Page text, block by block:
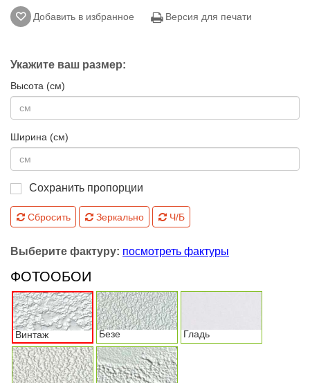
Добавить в избранное Версия для печати
Укажите ваш размер:
Высота (см)
Ширина (см)
Сохранить пропорции
Сбросить Зеркально Ч/Б
Выберите фактуру: посмотреть фактуры
ФОТООБОИ
Винтаж Безе Гладь